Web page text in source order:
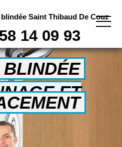
Saint Thibaud De Couz
14 09 93
BLINDÉE
ET